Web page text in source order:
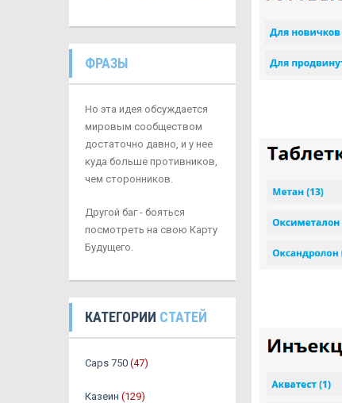
ФРАЗЫ
Но эта идея обсуждается
мировым сообществом
достаточно давно, и у нее
куда больше противников,
чем сторонников.
Другой баг - бояться
посмотреть на свою Карту
Будущего.
КАТЕГОРИИ СТАТЕЙ
Caps 750 (47)
Казеин (129)